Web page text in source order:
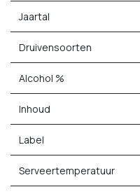
Jaartal
Druivensoorten
Alcohol %
Inhoud
Label
Serveertemperatuur